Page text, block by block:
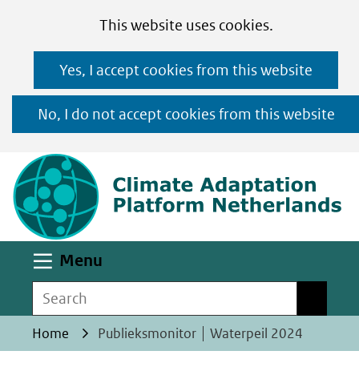
toestaan?
This website uses cookies.
gebruik
cookies
op
deze
website
worden
toegestaan
geweigerd.
Yes, I accept cookies from this website
No, I do not accept cookies from this website
Ga
naar
de
inhoud
Menu
Search
Home Publieksmonitor │ Waterpeil 2024